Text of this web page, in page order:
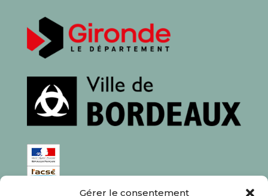
Gérer le consentement